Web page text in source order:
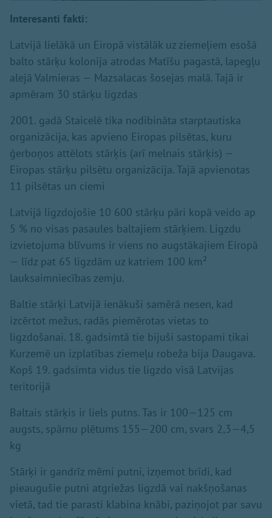
Interesanti fakti:
Latvijā lielākā un Eiropā vistālāk uz ziemeļiem esošā
balto stārķu kolonija atrodas Matīšu pagastā, lapegļu
alejā Valmieras — Mazsalacas šosejas malā. Tajā ir
apmēram 30 stārķu ligzdas
2001. gadā Staicelē tika nodibināta starptautiska
organizācija, kas apvieno Eiropas pilsētas, kuru
ģerboņos attēlots stārķis (arī melnais stārķis) —
Eiropas stārķu pilsētu organizācija. Tajā apvienotas
11 pilsētas un ciemi
Latvijā ligzdojošie 10 600 stārķu pāri kopā veido ap
5 % no visas pasaules baltajiem stārķiem. Ligzdu
izvietojuma blīvums ir viens no augstākajiem Eiropā
— līdz pat 65 ligzdām uz katriem 100 km²
lauksaimniecības zemju.
Baltie stārķi Latvijā ienākuši samērā nesen, kad
izcērtot mežus, radās piemērotas vietas to
ligzdošanai. 18. gadsimtā tie bijuši sastopami tikai
Kurzemē un izplatības ziemeļu robeža bija Daugava.
Kopš 19. gadsimta vidus tie ligzdo visā Latvijas
teritorijā
Baltais stārķis ir liels putns. Tas ir 100—125 cm
augsts, spārnu plētums 155—200 cm, svars 2,3—4,5
kg
Stārķi ir gandrīz mēmi putni, izņemot brīdi, kad
pieaugušie putni atgriežas ligzdā vai nakšņošanas
vietā, tad tie parasti klabina knābi, paziņojot par savu